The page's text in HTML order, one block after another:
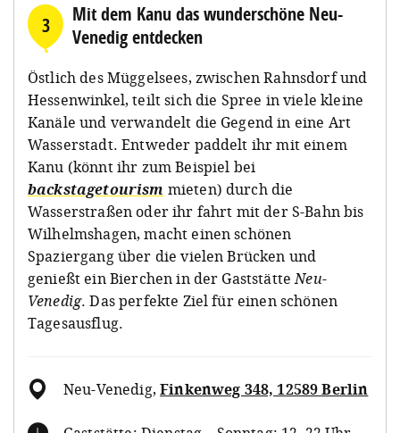
3
Mit dem Kanu das wunderschöne Neu-
Venedig entdecken
Östlich des Müggelsees, zwischen Rahnsdorf und
Hessenwinkel, teilt sich die Spree in viele kleine
Kanäle und verwandelt die Gegend in eine Art
Wasserstadt. Entweder paddelt ihr mit einem
Kanu (könnt ihr zum Beispiel bei
backstagetourism mieten) durch die
Wasserstraßen oder ihr fahrt mit der S-Bahn bis
Wilhelmshagen, macht einen schönen
Spaziergang über die vielen Brücken und
genießt ein Bierchen in der GaststätteNeu-
Venedig. Das perfekte Ziel für einen schönen
Tagesausflug.
Neu-Venedig,Finkenweg 348, 12589 Berlin